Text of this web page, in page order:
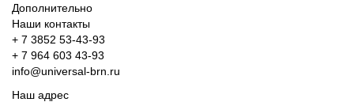
Дополнительно
Наши контакты
+ 7 3852 53-43-93
+ 7 964 603 43-93
info@universal-brn.ru
Наш адрес